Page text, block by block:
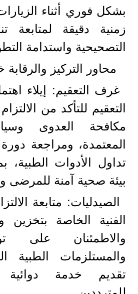
بشكل فوري أثناء
زمنية دقيقة لمتابعة
التصحيحية واستدامة
محاور التركيز والرقابة
​غرف التعقيم: إيلاء
التعقيم للتأكد من
مكافحة العدوى
المعتمدة، ومراجعة
تداول الأدوات الطبية،
بيئة صحية آمنة للمرضى
​الصيدليات: متابعة
الفنية الخاصة بتخزين
والاطمئنان على
والمستلزمات الطبية
تقديم خدمة دوائية